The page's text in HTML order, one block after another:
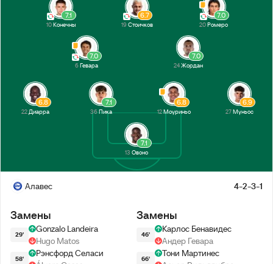
7.1
13 Овоно
6.8
22Диарра
7.1
36Пика
6.8
12Моуриньо
6.9
27Муньос
7.0
6Гевара
7.0
24Жордан
7.1
10Конечны
6.7
19Стоичков
7.0
20Ромеро
Алавес 4-2-3-1
Замены
29'
Gonzalo Landeira
Hugo Matos
58'
Рэнсфорд Селаси
Замены
46'
Карлос Бенавидес
Андер Гевара
66'
Тони Мартинес